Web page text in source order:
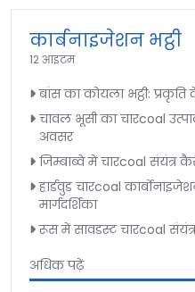
कार्बनाइजेशन भट्ठी
12 आइटम
बांस का कोयला भट्ठी:
चावल भूसी का चारcoal
अवसर
जिम्बाब्वे में चारcoal संयंत्र
हार्डवुड चारcoal
मार्गदर्शिका
रूस में सावडस्ट चारcoal
अधिक पढ़ें